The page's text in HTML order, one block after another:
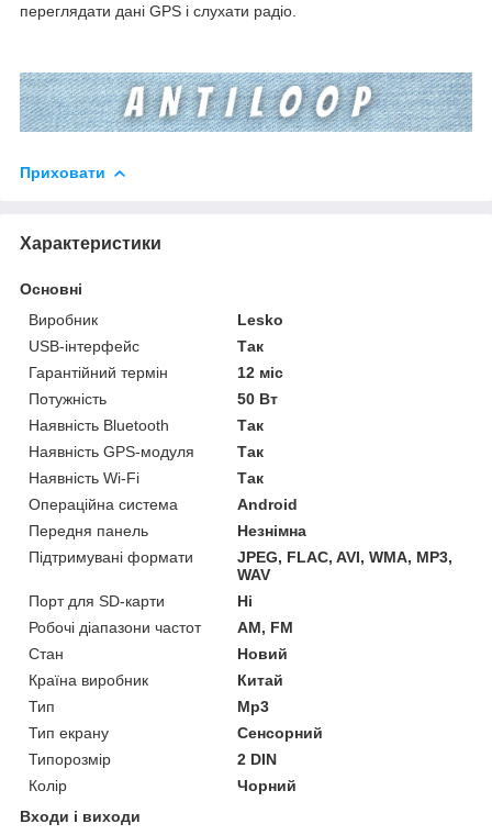
переглядати дані GPS і слухати радіо.
Приховати
Характеристики
Основні
Виробник
Lesko
USB-інтерфейс
Так
Гарантійний термін
12 міс
Потужність
50 Вт
Наявність Bluetooth
Так
Наявність GPS-модуля
Так
Наявність Wi-Fi
Так
Операційна система
Android
Передня панель
Незнімна
Підтримувані формати
JPEG, FLAC, AVI, WMA, MP3,
WAV
Порт для SD-карти
Ні
Робочі діапазони частот
AM, FM
Стан
Новий
Країна виробник
Китай
Тип
Mp3
Тип екрану
Сенсорний
Типорозмір
2 DIN
Колір
Чорний
Входи і виходи